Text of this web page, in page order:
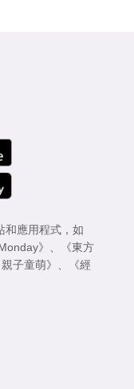
和應用程式，如
》
《東方
子童萌》
《經